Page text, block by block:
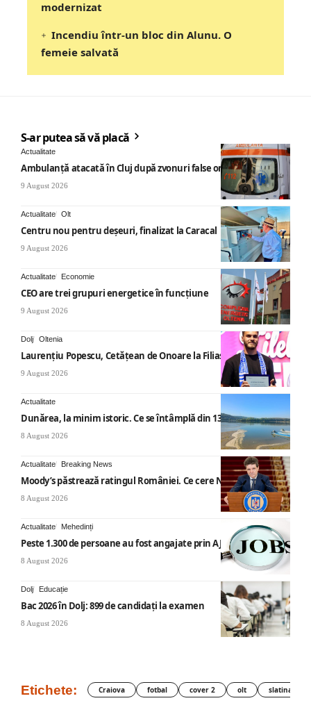
modernizat
Incendiu într-un bloc din Alunu. O
femeie salvată
S-ar putea să vă placă
Actualitate
Ambulanță atacată în Cluj după zvonuri false online
9 August 2026
Actualitate Olt
Centru nou pentru deșeuri, finalizat la Caracal
9 August 2026
Actualitate Economie
CEO are trei grupuri energetice în funcțiune
9 August 2026
Dolj Oltenia
Laurențiu Popescu, Cetățean de Onoare la Filiași
9 August 2026
Actualitate
Dunărea, la minim istoric. Ce se întâmplă din 13 august
8 August 2026
Actualitate Breaking News
Moody’s păstrează ratingul României. Ce cere Nicușor Dan
8 August 2026
Actualitate Mehedinți
Peste 1.300 de persoane au fost angajate prin AJOFM Mehedinți
8 August 2026
Dolj Educație
Bac 2026 în Dolj: 899 de candidați la examen
8 August 2026
Etichete: Craiova fotbal cover 2 olt slatina